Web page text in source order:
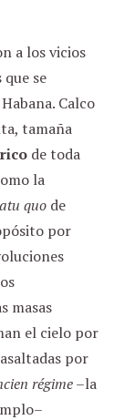
a los vicios
se
Calco
tamaña
de toda
la
quo de
por
masas
el cielo por
por
régime–la